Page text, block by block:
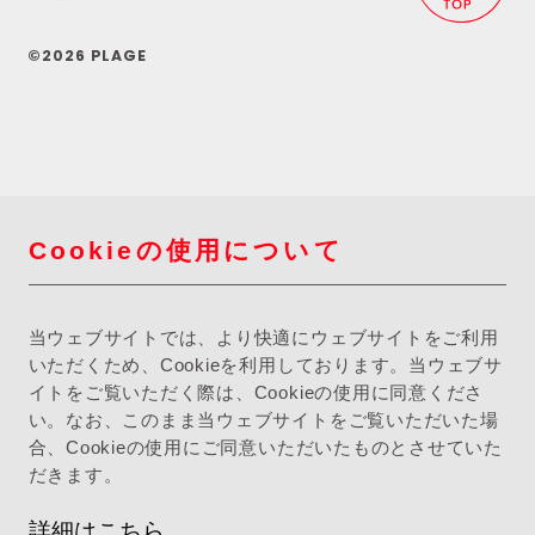
©2026 PLAGE
Cookieの使用について
当ウェブサイトでは、より快適にウェブサイトをご利用
いただくため、Cookieを利用しております。当ウェブサ
イトをご覧いただく際は、Cookieの使用に同意くださ
い。なお、このまま当ウェブサイトをご覧いただいた場
合、Cookieの使用にご同意いただいたものとさせていた
だきます。